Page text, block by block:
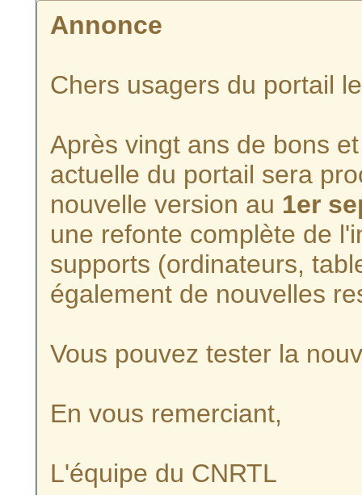
Annonce
Chers usagers du portail
Après vingt ans de bons
actuelle du portail sera
nouvelle version au 1er
une refonte complète de
supports (ordinateurs,
également de nouvelles
Vous pouvez tester la
En vous remerciant,
L'équipe du CNRTL